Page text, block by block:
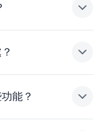
——包含交易歷
保交付從銷售結
並帶來更一致的
。尋找自動化
優先處理會影響
能？